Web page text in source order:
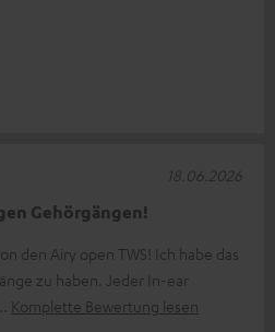
Gehörgängen!
den Airy open TWS! Ich habe das
zu haben. Jeder In-ear
Komplette Bewertung lesen
18.06.2026